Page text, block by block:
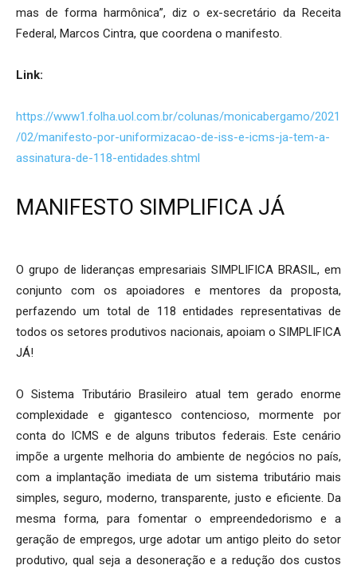
mas de forma harmônica”, diz o ex-secretário da Receita
Federal, Marcos Cintra, que coordena o manifesto.
Link:
https://www1.folha.uol.com.br/colunas/monicabergamo/2021
/02/manifesto-por-uniformizacao-de-iss-e-icms-ja-tem-a-
assinatura-de-118-entidades.shtml
MANIFESTO SIMPLIFICA JÁ
O grupo de lideranças empresariais SIMPLIFICA BRASIL, em
conjunto com os apoiadores e mentores da proposta,
perfazendo um total de 118 entidades representativas de
todos os setores produtivos nacionais, apoiam o SIMPLIFICA
JÁ!
O Sistema Tributário Brasileiro atual tem gerado enorme
complexidade e gigantesco contencioso, mormente por
conta do ICMS e de alguns tributos federais. Este cenário
impõe a urgente melhoria do ambiente de negócios no país,
com a implantação imediata de um sistema tributário mais
simples, seguro, moderno, transparente, justo e eficiente. Da
mesma forma, para fomentar o empreendedorismo e a
geração de empregos, urge adotar um antigo pleito do setor
produtivo, qual seja a desoneração e a redução dos custos